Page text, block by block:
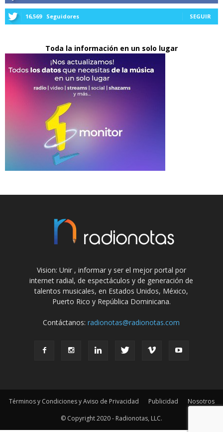
16,569 Seguidores SEGUIR
Toda la información en un solo lugar
Vision: Unir , informar y ser el mejor portal por
internet radial, de espectáculos y de generación de
talentos musicales, en Estados Unidos, México,
Puerto Rico y República Dominicana.
Contáctanos:radionotas@radionotas.com
Términos y Condiciones y Aviso de Privacidad Publicidad
Nosotros
© Copyright 2020 - Radionotas, LLC.